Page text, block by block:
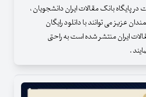
در پایگاه بانک مقالات ایران دانشجویان ،
عزیز می توانند با دانلود رایگان
ایران منتشر شده است به راحتی
.